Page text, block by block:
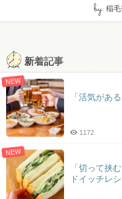
by: 稲毛
新着記事
NEW
「活気があ
1172
NEW
「切って挟
ドイッチレ